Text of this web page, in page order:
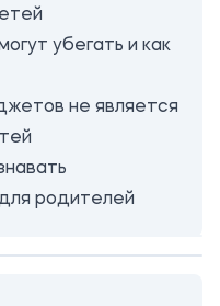
убегать и как
не является
родителей